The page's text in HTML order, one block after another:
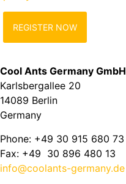
Cool Ants Germany GmbH
Karlsbergallee 20
14089 Berlin
Germany
Phone: +49 30 915 680 73
Fax: +49 30 896 480 13
info@coolants-germany.de